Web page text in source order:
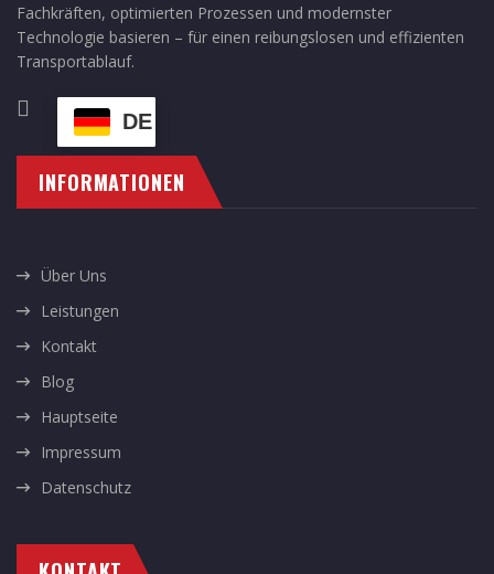
Fachkräften, optimierten Prozessen und modernster
Technologie basieren – für einen reibungslosen und effizienten
Transportablauf.
DE
INFORMATIONEN
Über Uns
Leistungen
Kontakt
Blog
Hauptseite
Impressum
Datenschutz